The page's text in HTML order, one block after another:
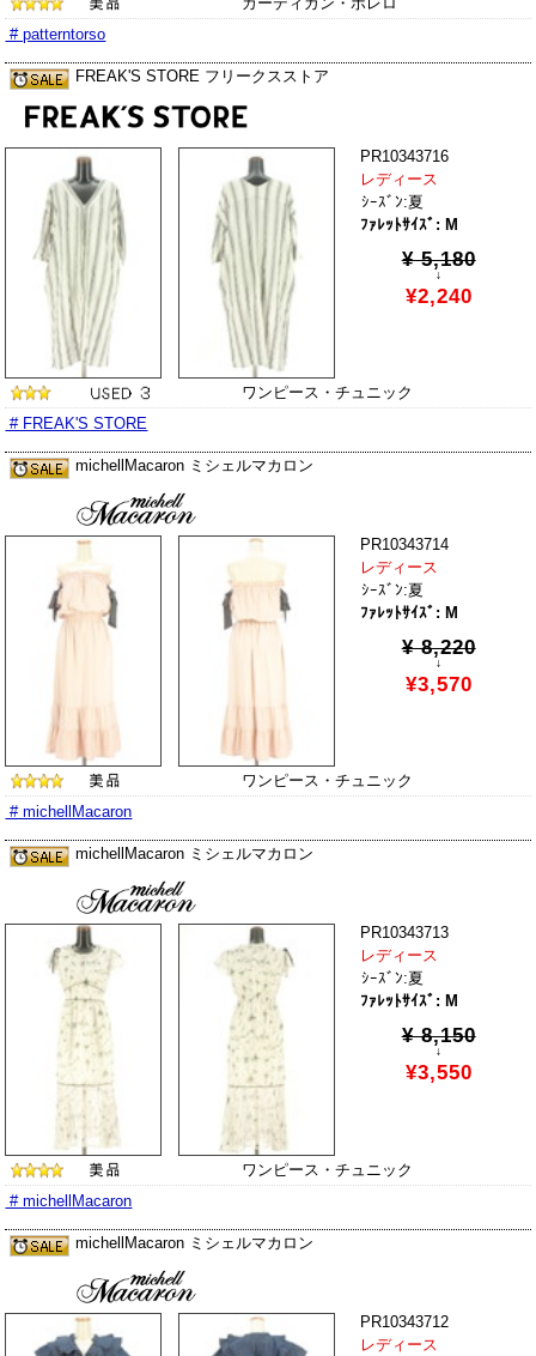
# patterntorso
FREAK'S STORE フリークスストア
PR10343716
レディース
ｼｰｽﾞﾝ:夏
ﾌｧﾚｯﾄｻｲｽﾞ: M
¥ 5,180
↓
¥2,240
ワンピース・チュニック
# FREAK'S STORE
michellMacaron ミシェルマカロン
PR10343714
レディース
ｼｰｽﾞﾝ:夏
ﾌｧﾚｯﾄｻｲｽﾞ: M
¥ 8,220
↓
¥3,570
ワンピース・チュニック
# michellMacaron
michellMacaron ミシェルマカロン
PR10343713
レディース
ｼｰｽﾞﾝ:夏
ﾌｧﾚｯﾄｻｲｽﾞ: M
¥ 8,150
↓
¥3,550
ワンピース・チュニック
# michellMacaron
michellMacaron ミシェルマカロン
PR10343712
レディース